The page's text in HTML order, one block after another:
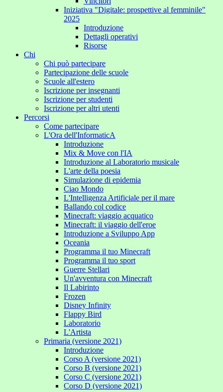
Iniziativa "Digitale: prospettive al femminile"
2025
Introduzione
Dettagli operativi
Risorse
Chi
Chi può partecipare
Partecipazione delle scuole
Scuole all'estero
Iscrizione per insegnanti
Iscrizione per studenti
Iscrizione per altri utenti
Percorsi
Come partecipare
L'Ora dell'InformaticA
Introduzione
Mix & Move con l'IA
Introduzione al Laboratorio musicale
L'arte della poesia
Simulazione di epidemia
Ciao Mondo
L'Intelligenza Artificiale per il mare
Ballando col codice
Minecraft: viaggio acquatico
Minecraft: il viaggio dell'eroe
Introduzione a Sviluppo App
Oceania
Programma il tuo Minecraft
Programma il tuo sport
Guerre Stellari
Un'avventura con Minecraft
Il Labirinto
Frozen
Disney Infinity
Flappy Bird
Laboratorio
L'Artista
Primaria (versione 2021)
Introduzione
Corso A (versione 2021)
Corso B (versione 2021)
Corso C (versione 2021)
Corso D (versione 2021)